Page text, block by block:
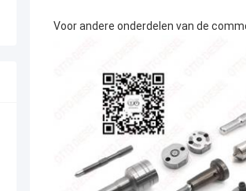
Voor andere onderdelen van de